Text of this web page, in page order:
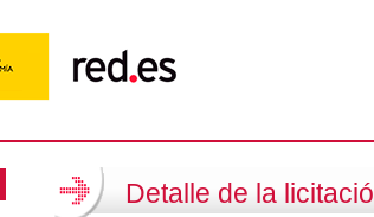
Detalle de la